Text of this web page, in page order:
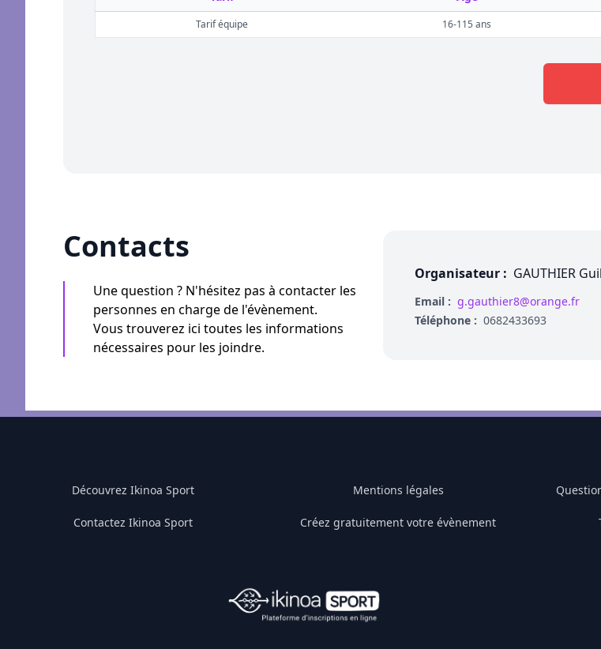
Tarif équipe 16-115 ans
Contacts
Une question ? N'hésitez pas à contacter les
personnes en charge de l'évènement.
Vous trouverez ici toutes les informations
nécessaires pour les joindre.
Organisateur : GAUTHIER
Email : g.gauthier8@orange.fr
Téléphone : 0682433693
Découvrez Ikinoa Sport Mentions légales
Contactez Ikinoa Sport Créez gratuitement votre évènement